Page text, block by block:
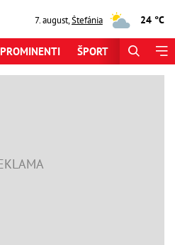
7. august,Štefánia 24 °C
PROMINENTI ŠPORT